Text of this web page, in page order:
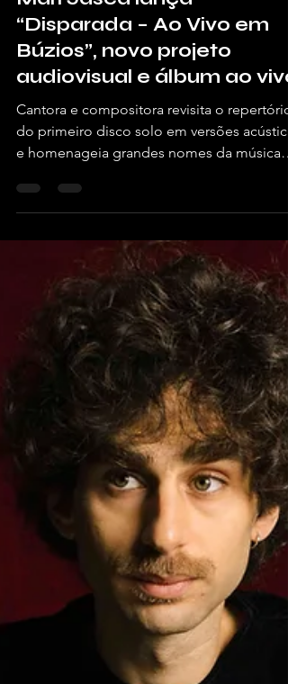
28 de jul. 1 min de leitura
Mari Jasca lança
“Disparada – Ao Vivo em
Búzios”, novo projeto
audiovisual e álbum ao vivo
Cantora e compositora revisita o repertório
do primeiro disco solo em versões